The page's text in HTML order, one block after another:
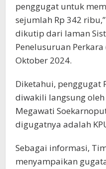
penggugat untuk
sejumlah Rp 342
dikutip dari laman
Penelusuruan
Oktober 2024.
Diketahui, penggugat
diwakili langsung oleh
Megawati
digugatnya adalah
Sebagai informasi,
menyampaikan